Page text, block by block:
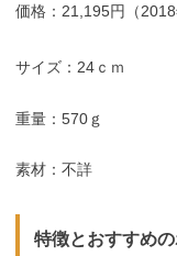
価格：21,195円（2018
サイズ：24ｃｍ
重量：570ｇ
素材：不詳
特徴とおすすめの